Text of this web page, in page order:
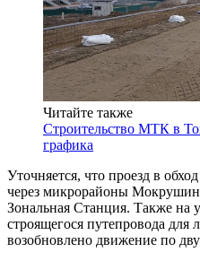
Читайте также
Строительство МТК в
графика
Уточняется, что проезд в
через микрорайоны
Зональная Станция. Также на
строящегося путепровода для
возобновлено движение по